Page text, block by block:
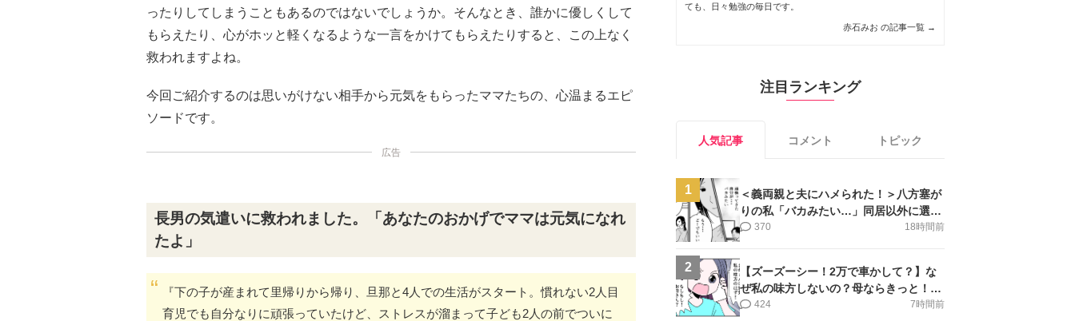
ったりしてしまうこともあるのではないでしょうか。そんなとき、誰かに優しくして
もらえたり、心がホッと軽くなるような一言をかけてもらえたりすると、この上なく
救われますよね。
今回ご紹介するのは思いがけない相手から元気をもらったママたちの、心温まるエピ
ソードです。
広告
長男の気遣いに救われました。「あなたのおかげでママは元気になれ
たよ」
『下の子が産まれて里帰りから帰り、旦那と4人での生活がスタート。慣れない2人目
育児でも自分なりに頑張っていたけど、ストレスが溜まって子ども2人の前でついに
ても、日々勉強の毎日です。
赤石みお の記事一覧 →
注目ランキング
人気記事 コメント トピック
1
＜義両親と夫にハメられた！＞八方塞が
りの私「バカみたい…」同居以外に選択
肢がない【第5話まんが】
18時間前
370
2
【ズーズーシー！2万で車かして？】な
ぜ私の味方しないの？母ならきっと！＜
第17話＞#4コマ母道場
7時間前
424